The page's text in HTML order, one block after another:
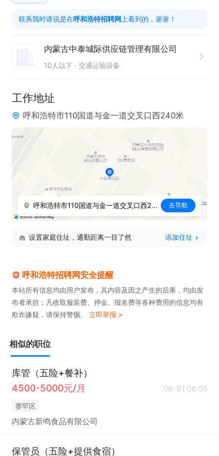
工资：6500  节日福利+工作餐
联系我时请说是在呼和浩特招聘网 上看到的，谢谢！
内蒙古中泰城际供应链管理有限公司
10人以下 交通运输设备
工作地址
呼和浩特市110国道与金一道交叉口西240米
呼和浩特市110国道与金一道交叉口西240米 去导航
设置家庭住址，通勤距离一目了然 添加住址
呼和浩特招聘网安全提醒
本站所有信息均由用户发布，其内容及因之产生的后果，均由发
布者承担；凡收取服装费、押金、报名费等各种费用的信息均有
欺诈嫌疑，请保持警惕。 立即举报 >
相似的职位
库管（五险+餐补）
4500-5000元/月
06-01 06:55
赛罕区
内蒙古新鸣食品有限公司
保管员（五险+提供食宿）